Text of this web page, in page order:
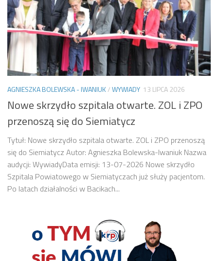
AGNIESZKA BOLEWSKA - IWANIUK/WYWIADY 13 LIPCA 2026
Nowe skrzydło szpitala otwarte. ZOL i ZPO
przenoszą się do Siemiatycz
Tytuł: Nowe skrzydło szpitala otwarte. ZOL i ZPO przenoszą
się do Siemiatycz Autor: Agnieszka Bolewska-Iwaniuk Nazwa
audycji: WywiadyData emisji: 13-07-2026 Nowe skrzydło
Szpitala Powiatowego w Siemiatyczach już służy pacjentom.
Po latach działalności w Bacikach...